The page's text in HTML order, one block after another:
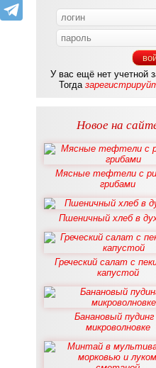
У вас ещё нет учетной
Тогда
Новое на
Мясные тефтели с
грибами
Пшеничный хлеб в
Греческий салат с
капустой
Банановый пудинг
микроволновке